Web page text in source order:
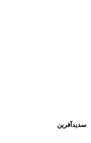
سدید‌آفرین